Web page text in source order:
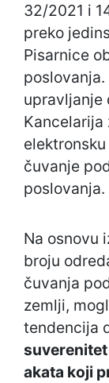
32/2021 i
preko
Pisarnice
upravljanje
Kancelarija
čuvanje
poslovanja.
Na osnovu
broju
čuvanja
zemlji,
tendencija
akata koji